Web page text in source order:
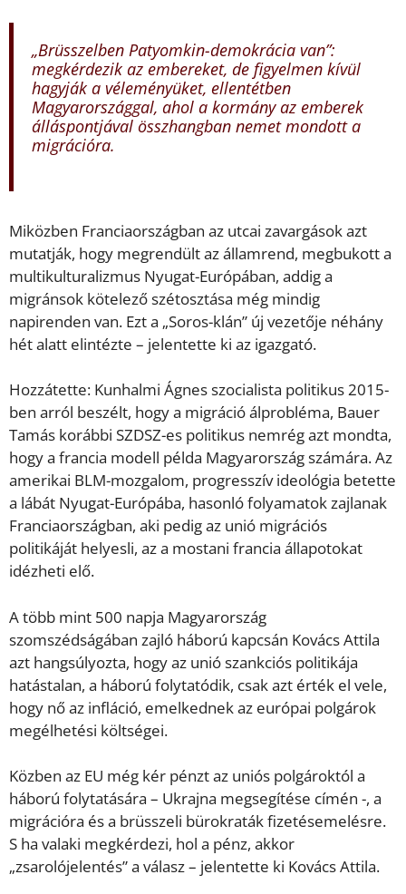
„Brüsszelben Patyomkin-demokrácia van”:
megkérdezik az embereket, de figyelmen kívül
hagyják a véleményüket, ellentétben
Magyarországgal, ahol a kormány az emberek
álláspontjával összhangban nemet mondott a
migrációra.
Miközben Franciaországban az utcai zavargások azt
mutatják, hogy megrendült az államrend, megbukott a
multikulturalizmus Nyugat-Európában, addig a
migránsok kötelező szétosztása még mindig
napirenden van. Ezt a „Soros-klán” új vezetője néhány
hét alatt elintézte – jelentette ki az igazgató.
Hozzátette: Kunhalmi Ágnes szocialista politikus 2015-
ben arról beszélt, hogy a migráció álprobléma, Bauer
Tamás korábbi SZDSZ-es politikus nemrég azt mondta,
hogy a francia modell példa Magyarország számára. Az
amerikai BLM-mozgalom, progresszív ideológia betette
a lábát Nyugat-Európába, hasonló folyamatok zajlanak
Franciaországban, aki pedig az unió migrációs
politikáját helyesli, az a mostani francia állapotokat
idézheti elő.
A több mint 500 napja Magyarország
szomszédságában zajló háború kapcsán Kovács Attila
azt hangsúlyozta, hogy az unió szankciós politikája
hatástalan, a háború folytatódik, csak azt érték el vele,
hogy nő az infláció, emelkednek az európai polgárok
megélhetési költségei.
Közben az EU még kér pénzt az uniós polgároktól a
háború folytatására – Ukrajna megsegítése címén -, a
migrációra és a brüsszeli bürokraták fizetésemelésre.
S ha valaki megkérdezi, hol a pénz, akkor
„zsarolójelentés” a válasz – jelentette ki Kovács Attila.